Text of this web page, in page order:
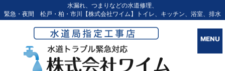
水漏れ、つまりなどの水道修理、
緊急・夜間 松戸・柏・市川【株式会社ワイム】トイレ、キッチン、浴室、排水